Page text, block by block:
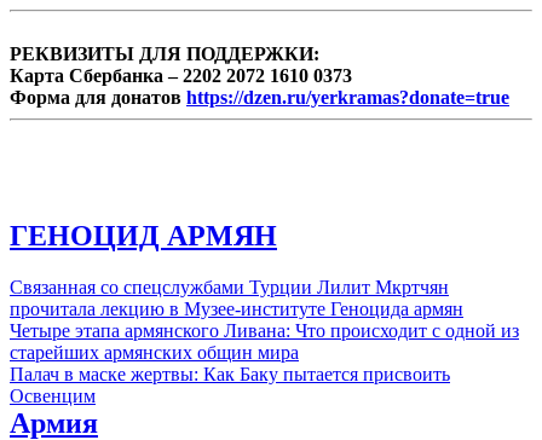
РЕКВИЗИТЫ ДЛЯ ПОДДЕРЖКИ:
Карта Сбербанка – 2202 2072 1610 0373
Форма для донатов https://dzen.ru/yerkramas?donate=true
ГЕНОЦИД АРМЯН
Связанная со спецслужбами Турции Лилит Мкртчян
прочитала лекцию в Музее-институте Геноцида армян
Четыре этапа армянского Ливана: Что происходит с одной из
старейших армянских общин мира
Палач в маске жертвы: Как Баку пытается присвоить
Освенцим
Армия